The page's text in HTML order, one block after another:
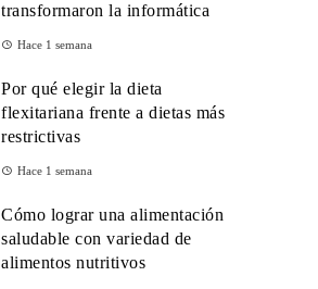
transformaron la informática
Hace 1 semana
Por qué elegir la dieta
flexitariana frente a dietas más
restrictivas
Hace 1 semana
Cómo lograr una alimentación
saludable con variedad de
alimentos nutritivos